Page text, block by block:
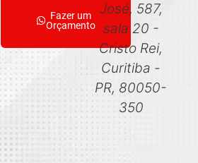
Fazer um
Orçamento
José, 587,
sala 20 -
Cristo Rei,
Curitiba -
PR, 80050-
350